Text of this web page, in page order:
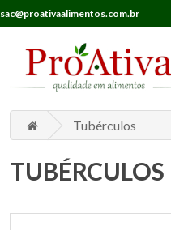
sac@proativaalimentos.com.br
Tubérculos
TUBÉRCULOS